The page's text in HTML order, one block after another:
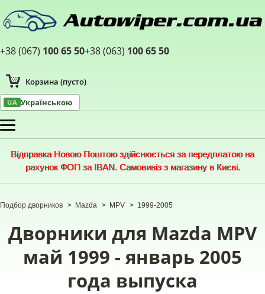
+38 (067) 100 65 50+38 (063) 100 65 50
Корзина (пусто)
UA Українською
Меню
Відправка Новою Поштою здійснюється за передплатою на
рахунок ФОП за IBAN. Самовивіз з магазину в Києві.
Подбор дворников > Mazda > MPV > 1999-2005
Дворники для Mazda MPV
май 1999 - январь 2005
года выпуска